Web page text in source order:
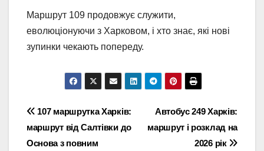
Маршрут 109 продовжує служити,
еволюціонуючи з Харковом, і хто знає, які нові
зупинки чекають попереду.
Навігація
записів
Автобус 249 Харків:
маршрут і розклад на
2026 рік
107 маршрутка Харків:
маршрут від Салтівки до
Основа з повним